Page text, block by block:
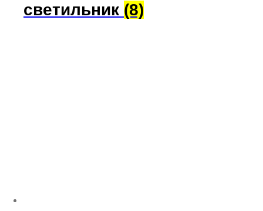
светильник (8)